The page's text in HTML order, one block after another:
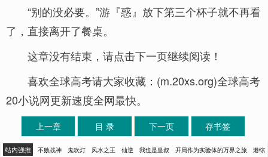
“别的没必要。”游『惑』放下第三个杯子就不再看
了，直接离开了餐桌。
这章没有结束，请点击下一页继续阅读！
喜欢全球高考请大家收藏：(m.20xs.org)全球高考
20小说网更新速度全网最快。
上一章 目 录 下一页 存书签
站内强推 不败战神 鬼吹灯 风水之王 仙逆 我也是皇叔 开局作为实验体的万界之旅
港综